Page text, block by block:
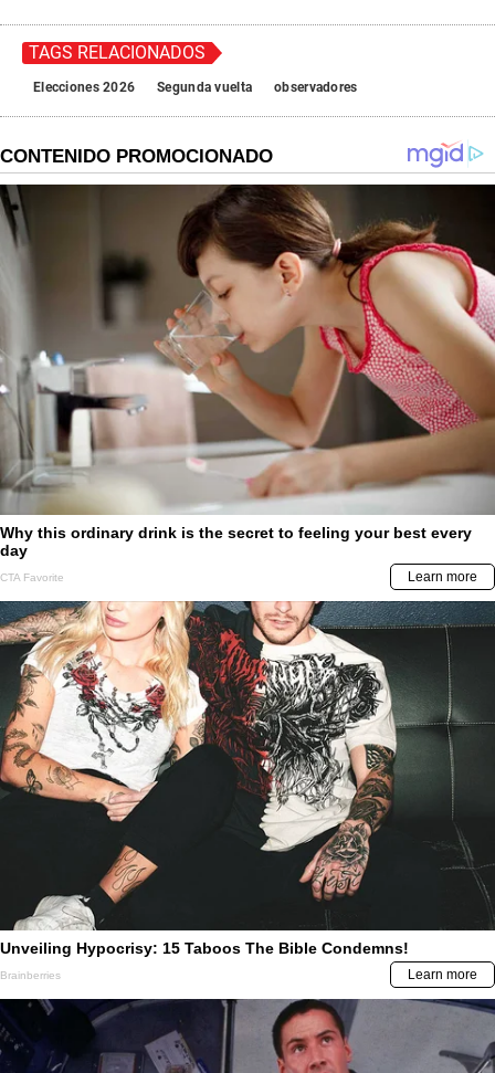
TAGS RELACIONADOS
Elecciones 2026 Segunda vuelta observadores